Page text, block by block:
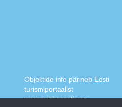
Objektide info pärineb Eesti
turismiportaalist
www.puhkaeestis.ee